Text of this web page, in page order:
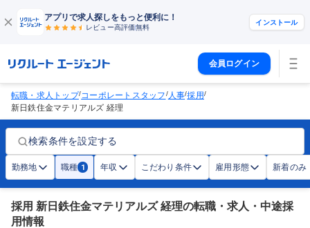
アプリで求人探しをもっと便利に！
レビュー高評価無料
インストール
会員ログイン
転職・求人トップ/コーポレートスタッフ/人事/採用/
新日鉄住金マテリアルズ 経理
検索条件を設定する
勤務地 職種 1 年収 こだわり条件 雇用形態 新着のみ
採用 新日鉄住金マテリアルズ 経理の転職・求人・中途採
用情報